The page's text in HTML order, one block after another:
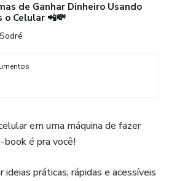
de Ganhar Dinheiro Usando
o Celular 📲💸
em uma máquina de fazer
é pra você!
ideias práticas, rápidas e acessíveis